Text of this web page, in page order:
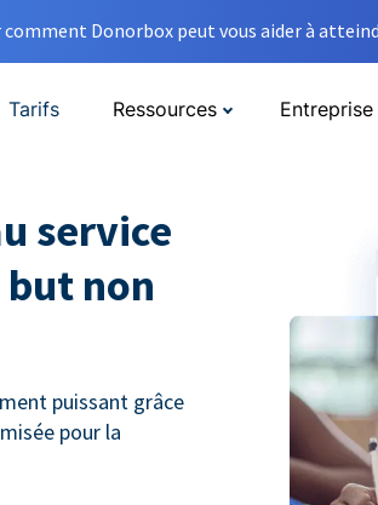
Donorbox peut vous aider à
Tarifs Ressources Entreprise
service
non
puissant grâce
pour la